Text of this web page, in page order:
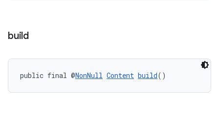
build
public final @NonNull Content build()